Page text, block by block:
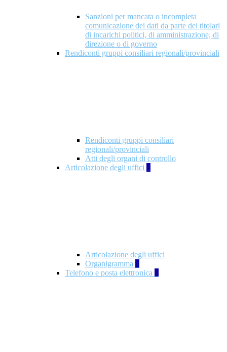
Sanzioni per mancata o incompleta
comunicazione dei dati da parte dei titolari
di incarichi politici, di amministrazione, di
direzione o di governo
Rendiconti gruppi consiliari regionali/provinciali
Rendiconti gruppi consiliari
regionali/provinciali
Atti degli organi di controllo
Articolazione degli uffici 9
Articolazione degli uffici
Organigramma 1
Telefono e posta elettronica 1